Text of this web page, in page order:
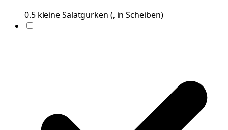
0.5 kleineSalatgurken (, in Scheiben)